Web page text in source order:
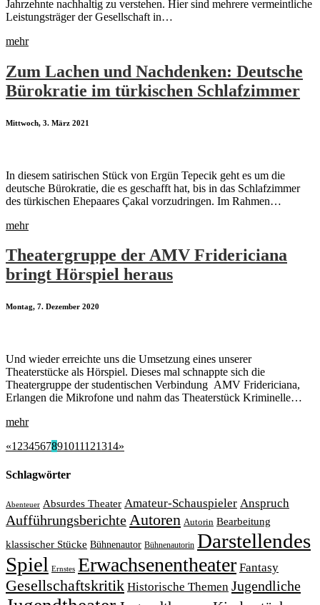
Jahrzehnte nachhaltig zu verstehen. Hier sind mehrere vermeintliche
Leistungsträger der Gesellschaft in…
mehr
Zum Lachen und Nachdenken: Deutsche
Bürokratie im türkischen Schlafzimmer
Mittwoch, 3. März 2021
In diesem satirischen Stück von Ergün Tepecik geht es um die
deutsche Bürokratie, die es geschafft hat, bis in das Schlafzimmer
des türkischen Ehepaares Çakal vorzudringen. Im Rahmen…
mehr
The­a­ter­grup­pe der AMV Fri­de­ri­ci­a­na
bringt Hörspiel heraus
Montag, 7. Dezember 2020
Und wieder erreichte uns die Umsetzung eines unserer
Theaterstücke als Hörspiel. Dieses mal schnappte sich die
Theatergruppe der studentischen Verbindung AMV Fri­de­ri­ci­a­na,
Erlangen die Mikrofone und nahm das Theaterstück Kriminelle…
mehr
«1234567891011121314»
Schlagwörter
Abenteuer Absurdes Theater Amateur-Schauspieler Anspruch
Aufführungsberichte Autoren Autorin Bearbeitung
klassischer Stücke Bühnenautor Bühnenautorin Darstellendes
Spiel Ernstes Erwachsenentheater Fantasy
Gesellschaftskritik Historische Themen Jugendliche